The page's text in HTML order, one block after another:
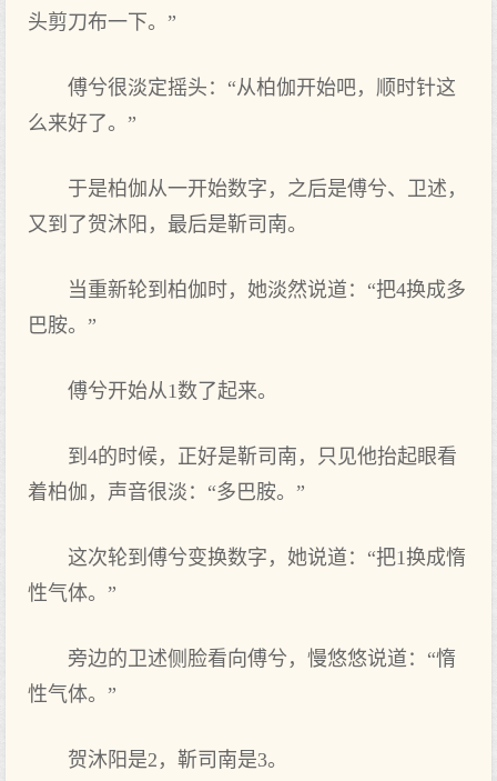
头剪刀布一下。”
傅兮很淡定摇头：“从柏伽开始吧，顺时针这
么来好了。”
于是柏伽从一开始数字，之后是傅兮、卫述，
又到了贺沐阳，最后是靳司南。
当重新轮到柏伽时，她淡然说道：“把4换成多
巴胺。”
傅兮开始从1数了起来。
到4的时候，正好是靳司南，只见他抬起眼看
着柏伽，声音很淡：“多巴胺。”
这次轮到傅兮变换数字，她说道：“把1换成惰
性气体。”
旁边的卫述侧脸看向傅兮，慢悠悠说道：“惰
性气体。”
贺沐阳是2，靳司南是3。